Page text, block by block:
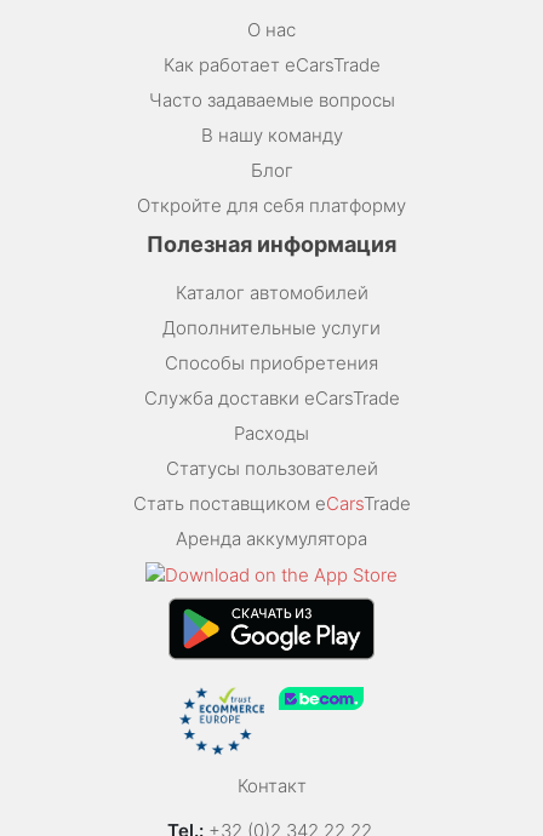
О нас
Как работает eCarsTrade
Часто задаваемые вопросы
В нашу команду
Блог
Откройте для себя платформу
Полезная информация
Каталог автомобилей
Дополнительные услуги
Способы приобретения
Служба доставки eCarsTrade
Расходы
Статусы пользователей
Стать поставщиком eCarsTrade
Аренда аккумулятора
Контакт
Tel.: +32 (0)2 342 22 22